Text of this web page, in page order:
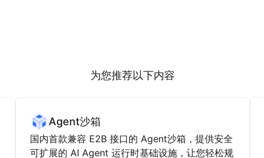
为您推荐以下内容
Agent沙箱
国内首款兼容 E2B 接口的 Agent沙箱，提供安全
可扩展的 AI Agent 运行时基础设施，让您轻松规